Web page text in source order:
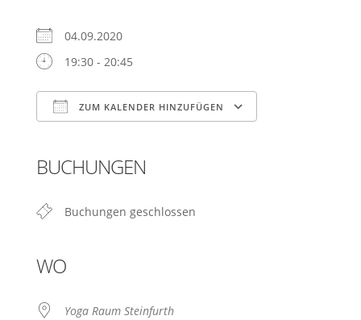
04.09.2020
19:30 - 20:45
ZUM KALENDER HINZUFÜGEN
BUCHUNGEN
Buchungen geschlossen
WO
Yoga Raum Steinfurth